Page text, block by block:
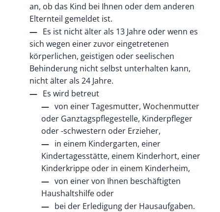
an, ob das Kind bei Ihnen oder dem anderen
Elternteil gemeldet ist.
Es ist nicht älter als 13 Jahre oder wenn es
sich wegen einer zuvor eingetretenen
körperlichen, geistigen oder seelischen
Behinderung nicht selbst unterhalten kann,
nicht älter als 24 Jahre.
Es wird betreut
von einer Tagesmutter, Wochenmutter
oder Ganztagspflegestelle, Kinderpfleger
oder -schwestern oder Erzieher,
in einem Kindergarten, einer
Kindertagesstätte, einem Kinderhort, einer
Kinderkrippe oder in einem Kinderheim,
von einer von Ihnen beschäftigten
Haushaltshilfe oder
bei der Erledigung der Hausaufgaben.